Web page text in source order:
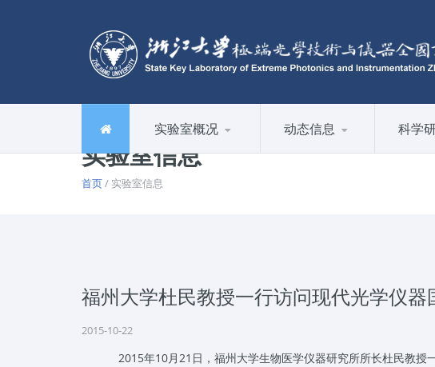
实验室概况 动态信息 科学
实验室信息
首页/ 实验室信息
福州大学杜民教授一行访问现代光学仪器
2015-10-22
2015年10月21日，福州大学生物医学仪器研究所所长杜民教授